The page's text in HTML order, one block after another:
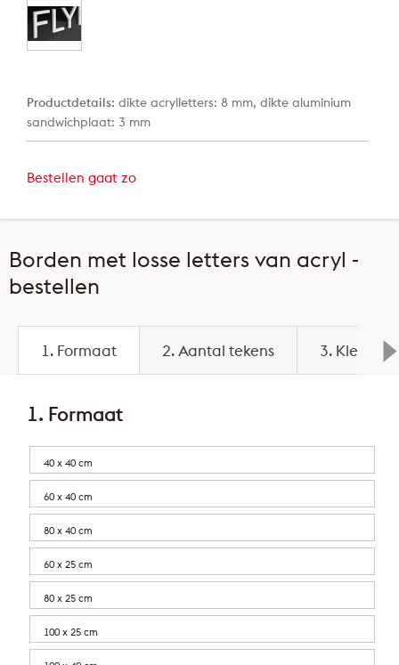
Productdetails: dikte acrylletters: 8 mm, dikte aluminium
sandwichplaat: 3 mm
Bestellen gaat zo
Borden met losse letters van acryl -
bestellen
1. Formaat 2. Aantal tekens 3. Kleur
1. Formaat
40 x 40 cm
60 x 40 cm
80 x 40 cm
60 x 25 cm
80 x 25 cm
100 x 25 cm